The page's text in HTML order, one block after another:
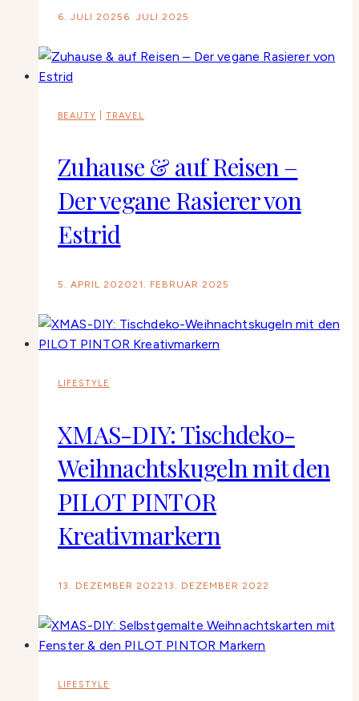
6. JULI 2025 6. JULI 2025
BEAUTY TRAVEL
Zuhause & auf Reisen –
Der vegane Rasierer von
Estrid
5. APRIL 2020 21. FEBRUAR 2025
LIFESTYLE
XMAS-DIY: Tischdeko-
Weihnachtskugeln mit den
PILOT PINTOR
Kreativmarkern
13. DEZEMBER 2022 13. DEZEMBER 2022
LIFESTYLE